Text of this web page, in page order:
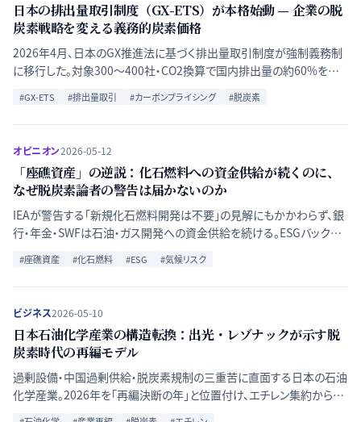
日本の排出量取引制度（GX-ETS）が本格始動 — 企業の脱
炭素戦略を変える義務的炭素価格
2026年4月、日本のGX推進法に基づく排出量取引制度が強制義務制
に移行した。対象300〜400社・CO2換算で国内排出量の約60%をカ
#GX-ETS #排出量取引 #カーボンプライシング #脱炭素
オピニオン2026-05-12
「座礁資産」の逆説：化石燃料への資金供給が続くのに、
なぜ脱炭素論者の警告は届かないのか
IEAが警告する「新規化石燃料開発は不要」の見解にもかかわらず、銀
行・年金・SWFは石油・ガス開発への資金供給を続ける。ESGバックラ
が価格に織り込まれない構造的理由を論じる。
#座礁資産 #化石燃料 #ESG #気候リスク
ビジネス2026-05-10
日本石油化学産業の構造転換：出光・レゾナックが示す脱
炭素時代の再編モデル
過剰設備・中国過剰供給・脱炭素規制の三重苦に直面する日本の石油
化学産業。2026年を「再編決断の年」と位置付け、エチレン集約から新